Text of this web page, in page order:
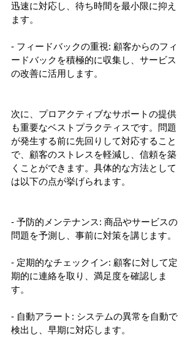
迅速に対応し、待ち時間を最小限に抑え
ます。
- フィードバックの重視: 顧客からのフィ
ードバックを積極的に収集し、サービス
の改善に活用します。
次に、プロアクティブなサポートの提供
も重要なベストプラクティスです。問題
が発生する前に先回りして対応すること
で、顧客のストレスを軽減し、信頼を築
くことができます。具体的な方法として
は以下の点が挙げられます。
- 予防的メンテナンス: 商品やサービスの
問題を予測し、事前に対策を講じます。
- 定期的なチェックイン: 顧客に対して定
期的に連絡を取り、満足度を確認しま
す。
- 自動アラート: システムの異常を自動で
検出し、早期に対応します。